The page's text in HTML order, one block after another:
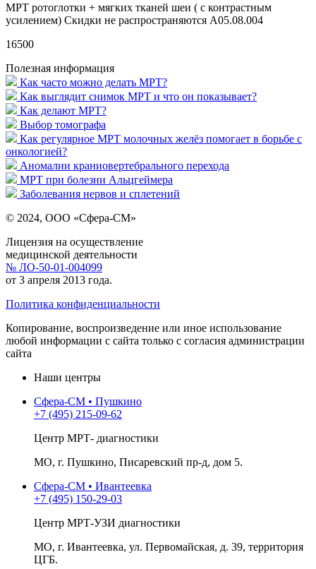
МРТ ротоглотки + мягких тканей шеи ( с контрастным
усилением) Скидки не распространяются A05.08.004
16500
Полезная информация
Как часто можно делать МРТ?
Как выглядит снимок МРТ и что он показывает?
Как делают МРТ?
Выбор томографа
Как регулярное МРТ молочных желёз помогает в борьбе с
онкологией?
Аномалии краниовертебрального перехода
МРТ при болезни Альцгеймера
Заболевания нервов и сплетений
© 2024, ООО «Сфера-СМ»
Лицензия на осуществление
медицинской деятельности
№ ЛО-50-01-004099
от 3 апреля 2013 года.
Политика конфиденциальности
Копирование, воспроизведение или иное использование
любой информации с сайта только с согласия администрации
сайта
Наши центры
Сфера-СМ • Пушкино
+7 (495) 215-09-62
Центр МРТ- диагностики
МО, г. Пушкино, Писаревский пр-д, дом 5.
Сфера-СМ • Ивантеевка
+7 (495) 150-29-03
Центр МРТ-УЗИ диагностики
МО, г. Ивантеевка, ул. Первомайская, д. 39, территория
ЦГБ.